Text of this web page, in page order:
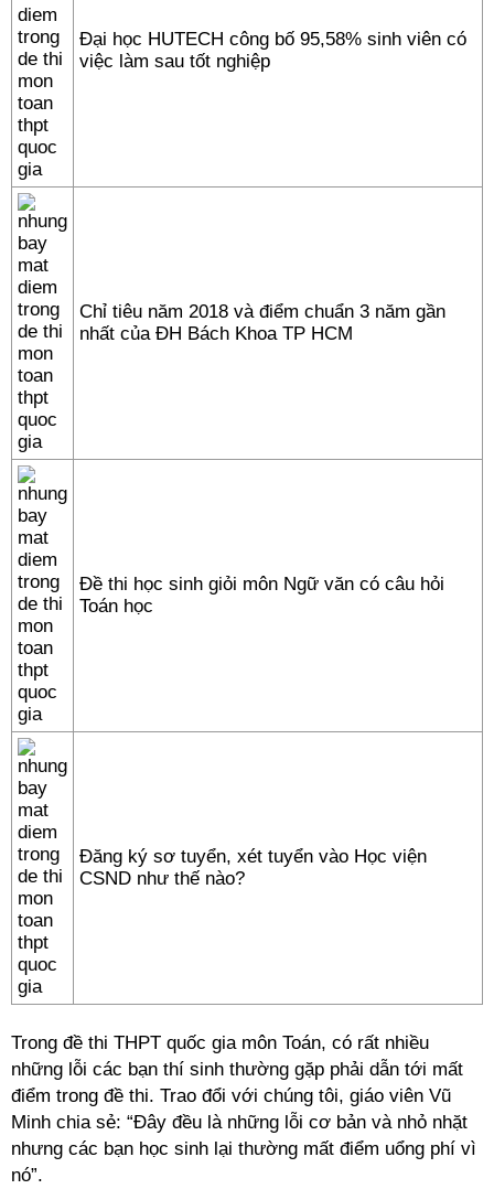
Đại học HUTECH công bố 95,58% sinh viên có
việc làm sau tốt nghiệp
Chỉ tiêu năm 2018 và điểm chuẩn 3 năm gần
nhất của ĐH Bách Khoa TP HCM
Đề thi học sinh giỏi môn Ngữ văn có câu hỏi
Toán học
Đăng ký sơ tuyển, xét tuyển vào Học viện
CSND như thế nào?
Trong đề thi THPT quốc gia môn Toán, có rất nhiều
những lỗi các bạn thí sinh thường gặp phải dẫn tới mất
điểm trong đề thi. Trao đổi với chúng tôi, giáo viên Vũ
Minh chia sẻ: “Đây đều là những lỗi cơ bản và nhỏ nhặt
nhưng các bạn học sinh lại thường mất điểm uổng phí vì
nó”.